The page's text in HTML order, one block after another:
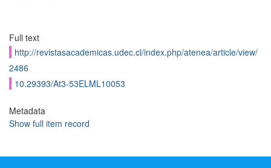
Full text
http://revistasacademicas.udec.cl/index.php/atenea/article/view/
2486
10.29393/At3-53ELML10053
Metadata
Show full item record